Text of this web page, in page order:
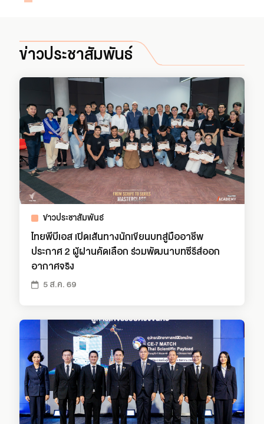
ข่าวประชาสัมพันธ์
ข่าวประชาสัมพันธ์
ไทยพีบีเอส เปิดเส้นทางนักเขียนบทสู่มืออาชีพ
ประกาศ 2 ผู้ผ่านคัดเลือก ร่วมพัฒนาบทซีรีส์ออก
อากาศจริง
5 ส.ค. 69